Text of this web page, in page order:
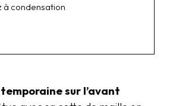
à condensation
sur l’avant